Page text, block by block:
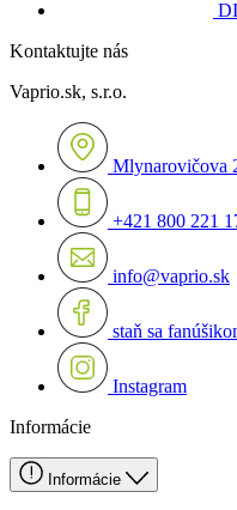
Kontaktujte nás
Vaprio.sk, s.r.o.
Mlynarovičova
+421 800 221
info@vaprio.sk
staň sa
Instagram
Informácie
Informácie